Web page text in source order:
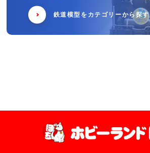
鉄道模型をカテゴリーから探す